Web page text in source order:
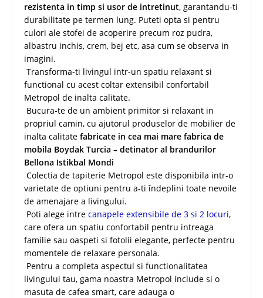
rezistenta in timp si usor de intretinut, garantandu-ti
durabilitate pe termen lung. Puteti opta si pentru
culori ale stofei de acoperire precum roz pudra,
albastru inchis, crem, bej etc, asa cum se observa in
imagini.
Transforma-ti livingul intr-un spatiu relaxant si
functional cu acest coltar extensibil confortabil
Metropol de inalta calitate.
Bucura-te de un ambient primitor si relaxant in
propriul camin, cu ajutorul produselor de mobilier de
inalta calitate fabricate in cea mai mare fabrica de
mobila Boydak Turcia – detinator al brandurilor
Bellona Istikbal Mondi
Colectia de tapiterie Metropol este disponibila intr-o
varietate de optiuni pentru a-ti îndeplini toate nevoile
de amenajare a livingului.
Poti alege intre canapele extensibile de 3 si 2 locuri,
care ofera un spatiu confortabil pentru intreaga
familie sau oaspeti si fotolii elegante, perfecte pentru
momentele de relaxare personala.
Pentru a completa aspectul si functionalitatea
livingului tau, gama noastra Metropol include si o
masuta de cafea smart, care adauga o